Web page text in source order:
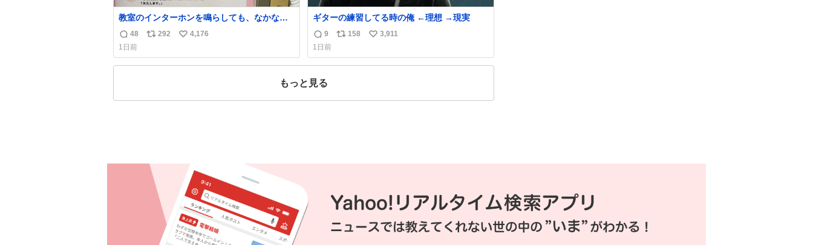
教室のインターホンを鳴らしても、なかなか
誰も出ないことがあります…。 もしかすると
「電話の出方」に困っているのかもしれませ
ん。 そこで「何を話せばいいか」が見える手
引きを用意して、安心して電話に出られるよ
返
信
数
48
リ
ス
292
い
ね
4,176
1日前
ギターの練習してる時の俺 ←理想 →現実
返
信
数
9
リ
ス
158
い
ね
3,911
1日前
もっと見る